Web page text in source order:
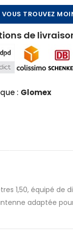
VOUS TROUVEZ
de
: Glomex
1,50, équipé de
adaptée